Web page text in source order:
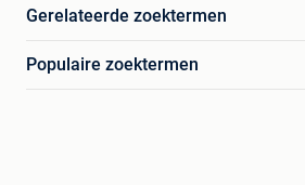
Gerelateerde zoektermen
Populaire zoektermen